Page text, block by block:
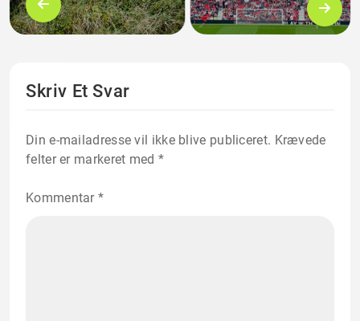
Skriv Et Svar
Din e-mailadresse vil ikke blive publiceret. Krævede
felter er markeret med *
Kommentar*